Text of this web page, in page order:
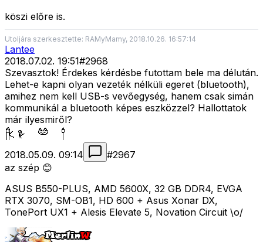
köszi előre is.
Utoljára szerkesztette: RAMyMamy, 2018.10.26. 16:57:14
Lantee
2018.07.02. 19:51#2968
Szevasztok! Érdekes kérdésbe futottam bele ma délután.
Lehet-e kapni olyan vezeték nélküli egeret (bluetooth),
amihez nem kell USB-s vevőegység, hanem csak simán
kommunikál a bluetooth képes eszközzel? Hallottatok
már ilyesmiről?
2018.05.09. 09:14 #2967
az szép 😊
ASUS B550-PLUS, AMD 5600X, 32 GB DDR4, EVGA
RTX 3070, SM-OB1, HD 600 + Asus Xonar DX,
TonePort UX1 + Alesis Elevate 5, Novation Circuit \o/